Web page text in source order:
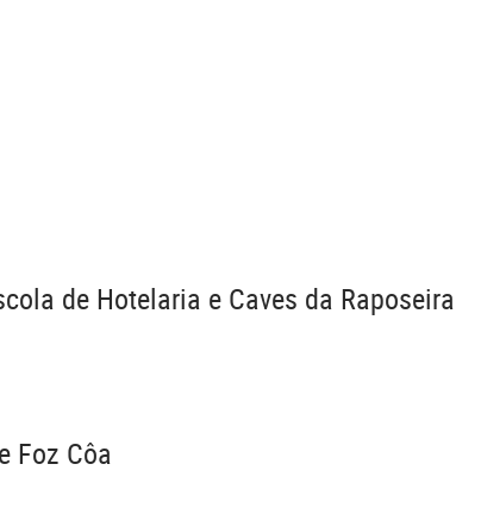
de Hotelaria e Caves da Raposeira
Foz Côa